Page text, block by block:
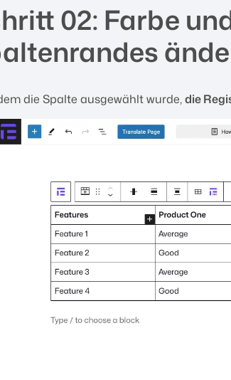
02: Farbe
die Spalte ausgewählt wurde,die